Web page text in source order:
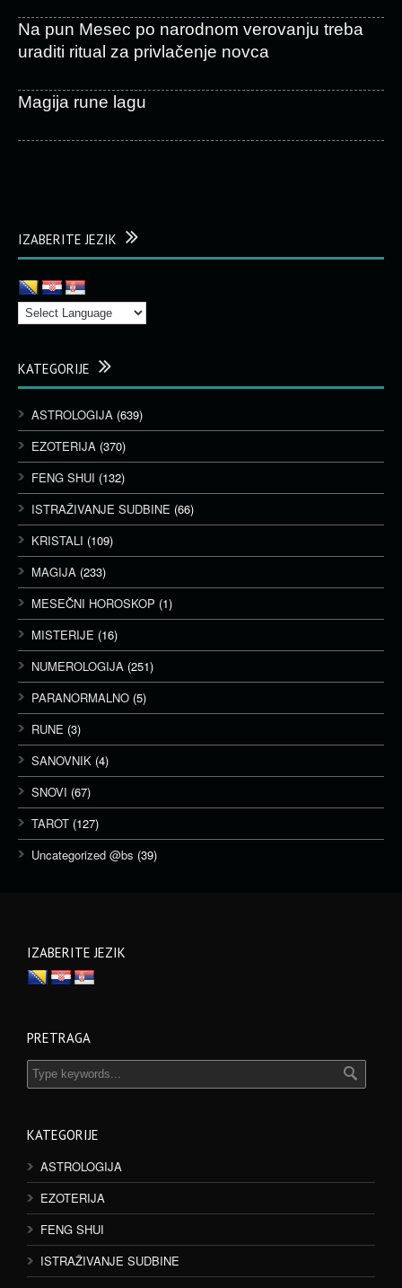
Na pun Mesec po narodnom verovanju treba
uraditi ritual za privlačenje novca
Magija rune lagu
IZABERITE JEZIK
KATEGORIJE
ASTROLOGIJA (639)
EZOTERIJA (370)
FENG SHUI (132)
ISTRAŽIVANJE SUDBINE (66)
KRISTALI (109)
MAGIJA (233)
MESEČNI HOROSKOP (1)
MISTERIJE (16)
NUMEROLOGIJA (251)
PARANORMALNO (5)
RUNE (3)
SANOVNIK (4)
SNOVI (67)
TAROT (127)
Uncategorized @bs (39)
IZABERITE JEZIK
PRETRAGA
KATEGORIJE
ASTROLOGIJA
EZOTERIJA
FENG SHUI
ISTRAŽIVANJE SUDBINE